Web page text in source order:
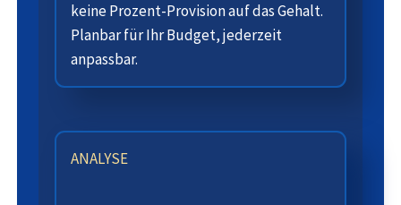
keine Prozent-Provision auf das Gehalt.
Planbar für Ihr Budget, jederzeit
anpassbar.
ANALYSE